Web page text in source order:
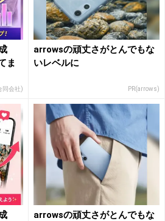
ま
同会社)
arrowsの頑丈さがとんでもな
いレベルに
PR(arrows)
arrowsの頑丈さがとんでもな